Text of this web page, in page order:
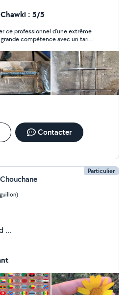
: 5/5
ce professionnel d’une extrême
compétence avec un tarif
et le travail était excellent.
Contacter
Particulier
...